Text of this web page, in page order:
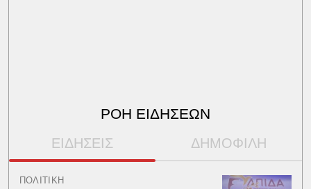
ΡΟΗ ΕΙΔΗΣΕΩΝ
ΕΙΔΗΣΕΙΣ ΔΗΜΟΦΙΛΗ
ΠΟΛΙΤΙΚΗ